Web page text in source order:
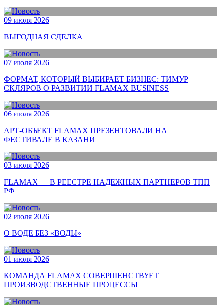
09 июля 2026
ВЫГОДНАЯ СДЕЛКА
07 июля 2026
ФОРМАТ, КОТОРЫЙ ВЫБИРАЕТ БИЗНЕС: ТИМУР
СКЛЯРОВ О РАЗВИТИИ FLAMAX BUSINESS
06 июля 2026
АРТ-ОБЪЕКТ FLAMAX ПРЕЗЕНТОВАЛИ НА
ФЕСТИВАЛЕ В КАЗАНИ
03 июля 2026
FLAMAX — В РЕЕСТРЕ НАДЕЖНЫХ ПАРТНЕРОВ ТПП
РФ
02 июля 2026
О ВОДЕ БЕЗ «ВОДЫ»
01 июля 2026
КОМАНДА FLAMAX СОВЕРШЕНСТВУЕТ
ПРОИЗВОДСТВЕННЫЕ ПРОЦЕССЫ